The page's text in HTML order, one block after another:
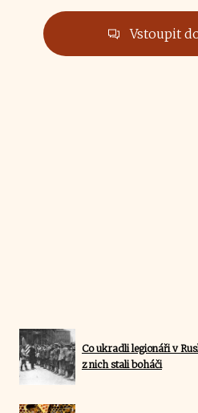
Vstoupit
Co ukradli legionáři v
z nich stali boháči